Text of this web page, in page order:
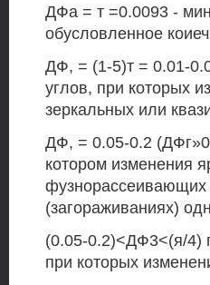
ДФа = т =0.0093 -
обусловленное
ДФ, = (1-5)т = 0.01-
углов, при которых
зеркальных или
ДФ, = 0.05-0.2
котором изменения
фузнорассеивающих
(загораживаниях)
(0.05-0.2)<ДФ3<(я/4)
при которых